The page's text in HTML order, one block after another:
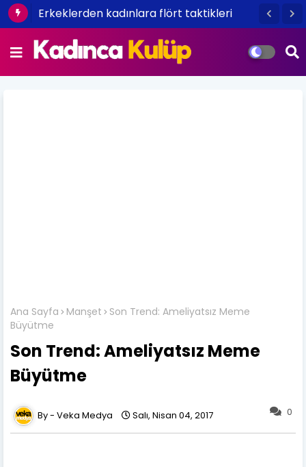
Erkeklerden kadınlara flört taktikleri
Ana Sayfa Manşet
Son Trend: Ameliyatsız Meme
Büyütme
Son Trend: Ameliyatsız Meme
Büyütme
0
Veka Medya Salı, Nisan 04, 2017